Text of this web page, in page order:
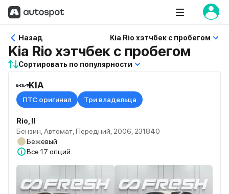
Назад Kia Rio хэтчбек с пробегом
Kia Rio хэтчбек с пробегом
Сортировать по популярности
KIA
ПТС оригинал Три владельца
Rio, II
Бензин, Автомат, Передний, 2006, 231840
Бежевый
Все 17 опций